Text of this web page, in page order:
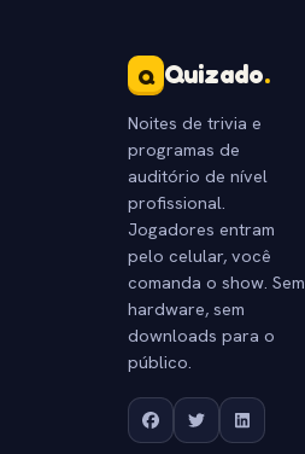
Q Quizado.
Noites de trivia e
programas de
auditório de nível
profissional.
Jogadores entram
pelo celular, você
comanda o show. Sem
hardware, sem
downloads para o
público.